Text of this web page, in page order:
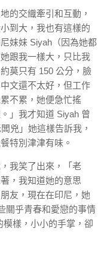
的交織牽引和互動，
到大，我也有這樣的
妹妹 Siyah（因為她都
跟我一樣大，只比我
莫只有 150 公分，臉
文還不太好，但工作
不累，她便急忙搖
」我才知道 Siyah 曾
兇」她這樣告訴我，
特別津津有味。
我笑了出來，「老
，我知道她的意思
友，現在在印尼，她
關乎青春和愛戀的事情
模樣，小小的手掌，卻